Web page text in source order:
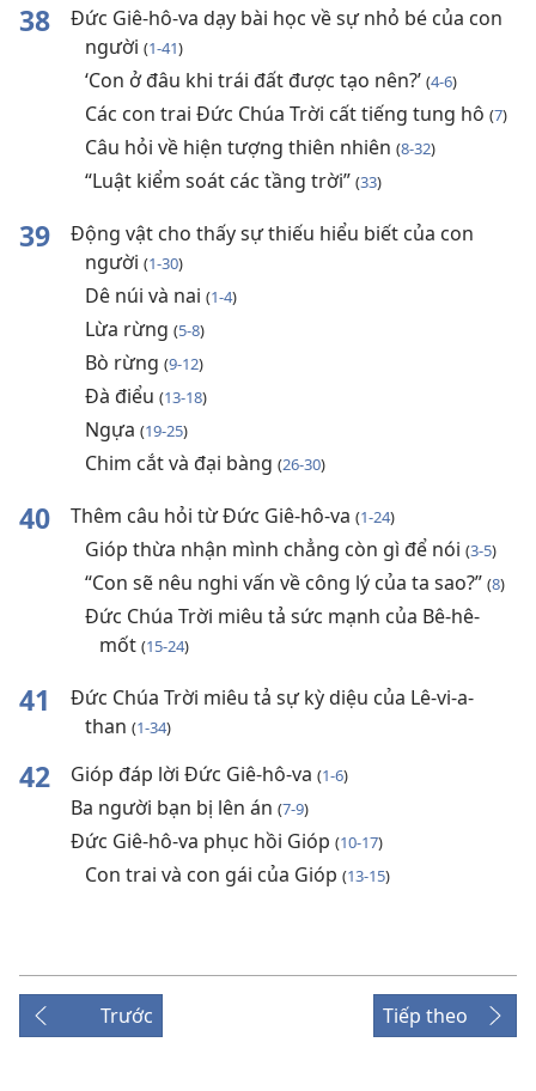
38
Đức Giê-hô-va dạy bài học về sự nhỏ bé của con
người (1-41)
‘Con ở đâu khi trái đất được tạo nên?’ (4-6)
Các con trai Đức Chúa Trời cất tiếng tung hô (7)
Câu hỏi về hiện tượng thiên nhiên (8-32)
“Luật kiểm soát các tầng trời” (33)
39
Động vật cho thấy sự thiếu hiểu biết của con
người (1-30)
Dê núi và nai (1-4)
Lừa rừng (5-8)
Bò rừng (9-12)
Đà điểu (13-18)
Ngựa (19-25)
Chim cắt và đại bàng (26-30)
40 Thêm câu hỏi từ Đức Giê-hô-va (1-24)
Gióp thừa nhận mình chẳng còn gì để nói (3-5)
“Con sẽ nêu nghi vấn về công lý của ta sao?” (8)
Đức Chúa Trời miêu tả sức mạnh của Bê-hê-
mốt (15-24)
41
Đức Chúa Trời miêu tả sự kỳ diệu của Lê-vi-a-
than (1-34)
42 Gióp đáp lời Đức Giê-hô-va (1-6)
Ba người bạn bị lên án (7-9)
Đức Giê-hô-va phục hồi Gióp (10-17)
Con trai và con gái của Gióp (13-15)
Trước Tiếp theo